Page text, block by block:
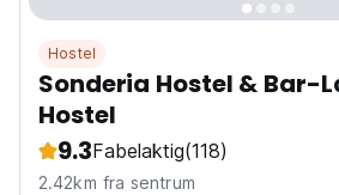
Hostel
Sonderia Hostel & Bar-
Hostel
9.3Fabelaktig(118)
2.42km fra sentrum